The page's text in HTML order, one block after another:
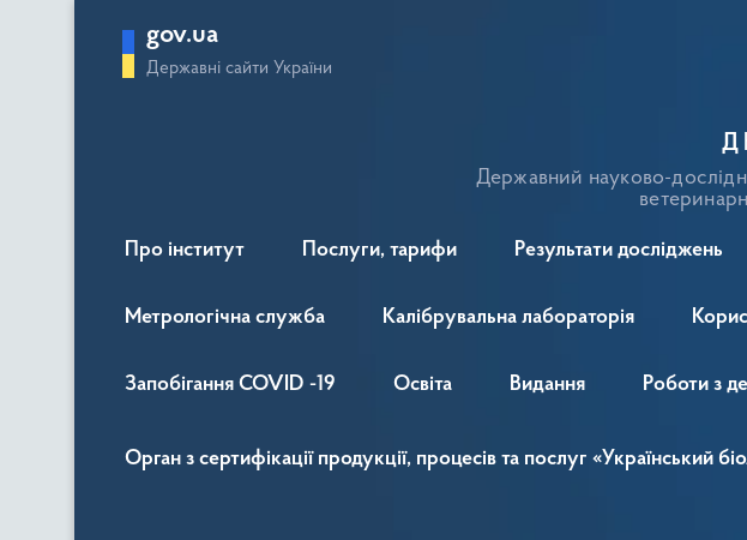
gov.ua
Державні сайти України
Державний науково-
Про інститут Послуги, тарифи Результати досліджень
Метрологічна служба Калібрувальна лабораторія
Запобігання COVID -19 Освіта Видання Роботи з
Орган з сертифікації продукції, процесів та послуг «Український